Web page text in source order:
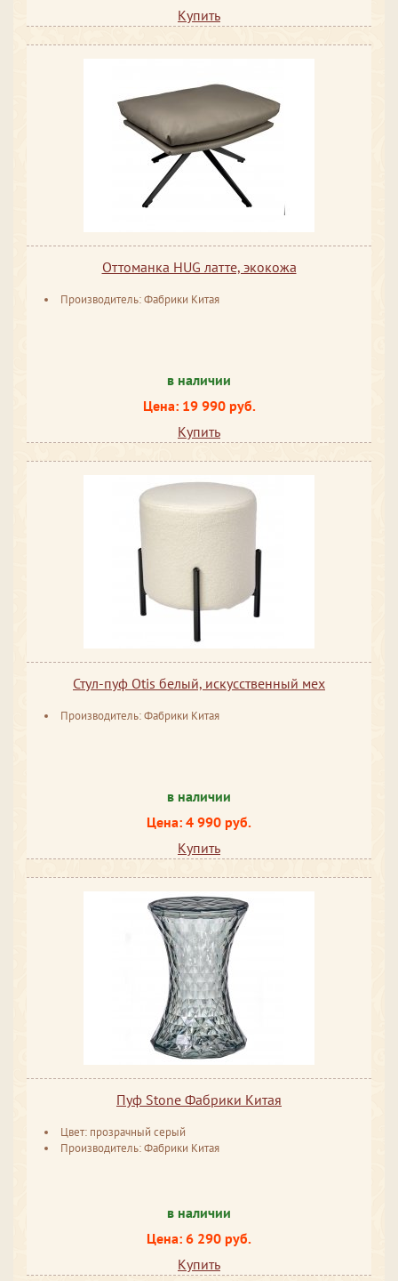
Купить
Оттоманка HUG латте, экокожа
Производитель: Фабрики Китая
в наличии
Цена: 19 990 руб.
Купить
Стул-пуф Otis белый, искусственный мех
Производитель: Фабрики Китая
в наличии
Цена: 4 990 руб.
Купить
Пуф Stone Фабрики Китая
Цвет: прозрачный серый
Производитель: Фабрики Китая
в наличии
Цена: 6 290 руб.
Купить